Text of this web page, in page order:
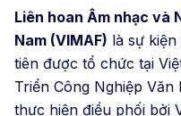
Liên hoan Âm nhạc và
Nam (VIMAF) là sự
tiên được tổ chức tại
Triển Công Nghiệp Văn
thực hiện điều phối bởi